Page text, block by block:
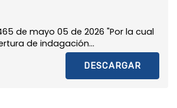
de mayo 05 de 2026 "Por la cual
de indagación...
DESCARGAR